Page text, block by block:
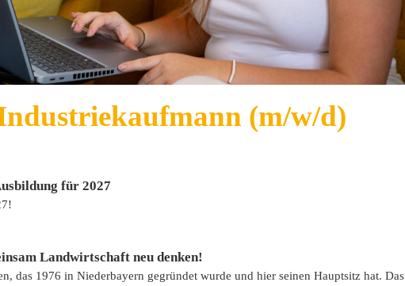
(m/w/d)
für 2027
Landwirtschaft neu denken!
das 1976 in Niederbayern gegründet wurde und hier seinen Hauptsitz hat. Das